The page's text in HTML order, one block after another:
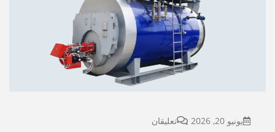
يونيو 20, 2026 تعليقان